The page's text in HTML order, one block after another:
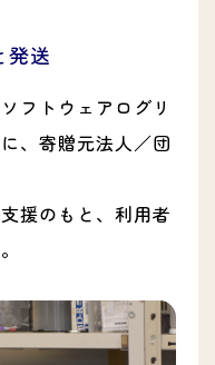
発送
フトウェアログリ
、寄贈元法人／団
援のもと、利用者